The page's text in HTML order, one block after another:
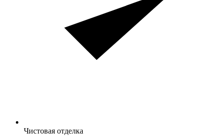
Чистовая отделка